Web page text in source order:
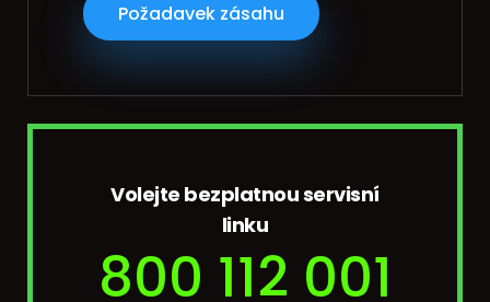
Požadavek zásahu
Volejte bezplatnou servisní
linku
800 112 001